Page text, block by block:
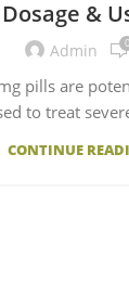
Dosage &
Admin 0
pills are
to treat
CONTINUE